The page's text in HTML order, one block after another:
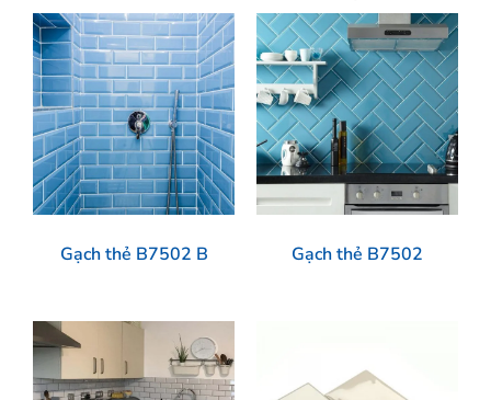
Gạch thẻ B7502 B Gạch thẻ B7502